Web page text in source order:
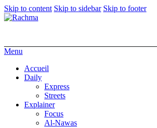
Skip to content Skip to sidebar Skip to footer
Menu
Accueil
Daily
Express
Streets
Explainer
Focus
Al-Nawas